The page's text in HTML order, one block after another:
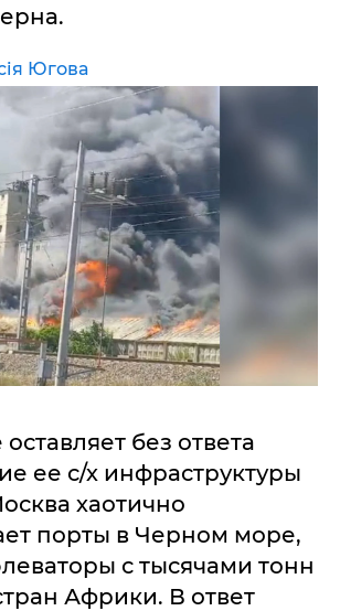
Югова
без ответа
ее с/х инфраструктуры
хаотично
порты в Черном море,
с тысячами тонн
Африки. В ответ